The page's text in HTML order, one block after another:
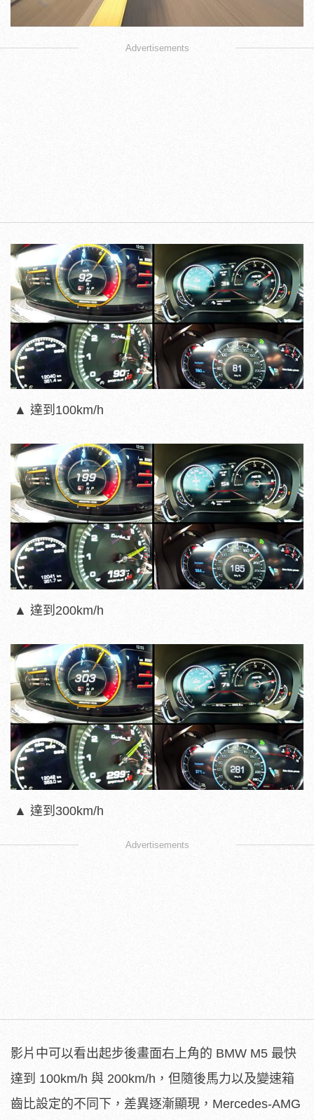
Advertisements
▲ 達到100km/h
▲ 達到200km/h
▲ 達到300km/h
Advertisements
影片中可以看出起步後畫面右上角的 BMW M5 最快
達到 100km/h 與 200km/h，但隨後馬力以及變速箱
齒比設定的不同下，差異逐漸顯現，Mercedes-AMG